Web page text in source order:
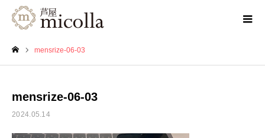
mensrize-06-03
mensrize-06-03
2024.05.14